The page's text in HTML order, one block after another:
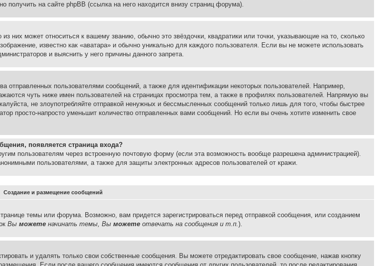
на сайте phpBB (ссылка на него находится внизу страниц форума).
них может относиться к вашему званию, обычно это звёздочки, квадратики или точки, указывающие на то, сколько
известно как «аватара» и обычно уникально для каждого пользователя. Если вы не можете использовать
и выяснить у него причины данного запрета.
отправленных пользователями сообщений, а также для идентификации некоторых пользователей. Например,
чуть ниже имен пользователей на страницах просмотра тем, а также в профилях пользователей. Напрямую вы
не злоупотребляйте отправкой ненужных и бессмысленных сообщений только лишь для того, чтобы быстрее
просто-напросто уменьшит количество отправленных вами сообщений. Но если вы очень хотите изменить свое
появляется страница входа?
пользователям через встроенную почтовую форму (если эта возможность вообще разрешена администрацией).
пользователями, а также для защиты электронных адресов пользователей от кражи.
Создание и размещение сообщений
темы или форума. Возможно, вам придется зарегистрироваться перед отправкой сообщения, или созданием
Вы можете начинать темы, Вы можете отвечать на сообщения и т.п.).
и удалять только свои собственные сообщения. Вы можете отредактировать свое сообщение, нажав кнопку